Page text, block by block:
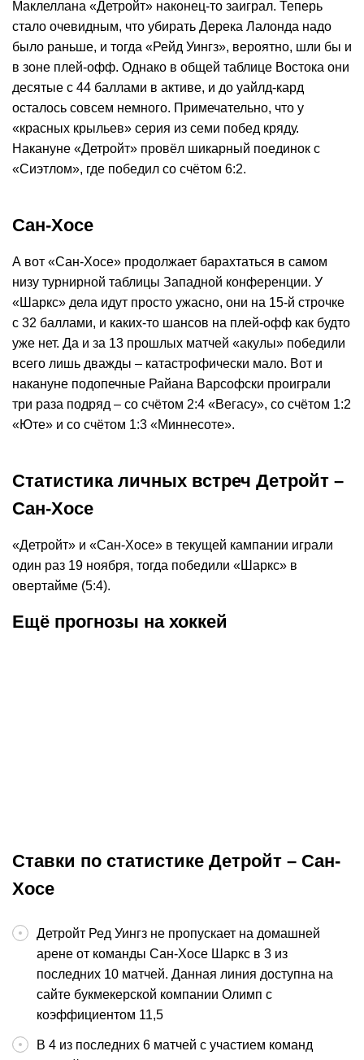
Маклеллана «Детройт» наконец-то заиграл. Теперь
стало очевидным, что убирать Дерека Лалонда надо
было раньше, и тогда «Рейд Уингз», вероятно, шли бы и
в зоне плей-офф. Однако в общей таблице Востока они
десятые с 44 баллами в активе, и до уайлд-кард
осталось совсем немного. Примечательно, что у
«красных крыльев» серия из семи побед кряду.
Накануне «Детройт» провёл шикарный поединок с
«Сиэтлом», где победил со счётом 6:2.
Сан-Хосе
А вот «Сан-Хосе» продолжает барахтаться в самом
низу турнирной таблицы Западной конференции. У
«Шаркс» дела идут просто ужасно, они на 15-й строчке
с 32 баллами, и каких-то шансов на плей-офф как будто
уже нет. Да и за 13 прошлых матчей «акулы» победили
всего лишь дважды – катастрофически мало. Вот и
накануне подопечные Райана Варсофски проиграли
три раза подряд – со счётом 2:4 «Вегасу», со счётом 1:2
«Юте» и со счётом 1:3 «Миннесоте».
Статистика личных встреч Детройт –
Сан-Хосе
«Детройт» и «Сан-Хосе» в текущей кампании играли
один раз 19 ноября, тогда победили «Шаркс» в
овертайме (5:4).
Ещё прогнозы на хоккей
Ставки по статистике Детройт – Сан-
Хосе
Детройт Ред Уингз не пропускает на домашней
арене от команды Сан-Хосе Шаркс в 3 из
последних 10 матчей. Данная линия доступна на
сайте букмекерской компании Олимп с
коэффициентом 11,5
В 4 из последних 6 матчей с участием команд